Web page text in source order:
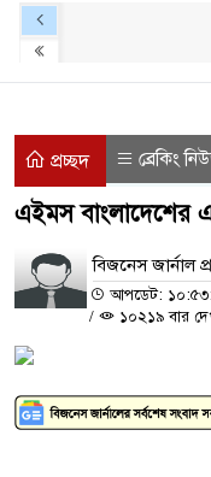
প্রচ্ছদ ব্রেকিং
এইমস বাংলাদেশের
বিজনেস জার্নাল
আপডেট:
/
১০২১৯ বার